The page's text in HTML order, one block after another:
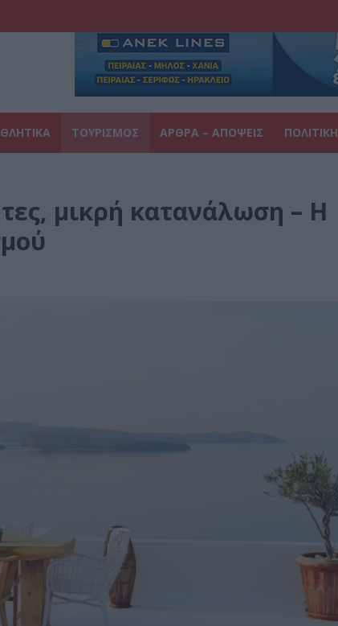
ΤΟΥΡΙΣΜΟΣ ΑΡΘΡΑ – ΑΠΟΨΕΙΣ ΠΟΛΙΤΙΚΗ
μικρή κατανάλωση – Η